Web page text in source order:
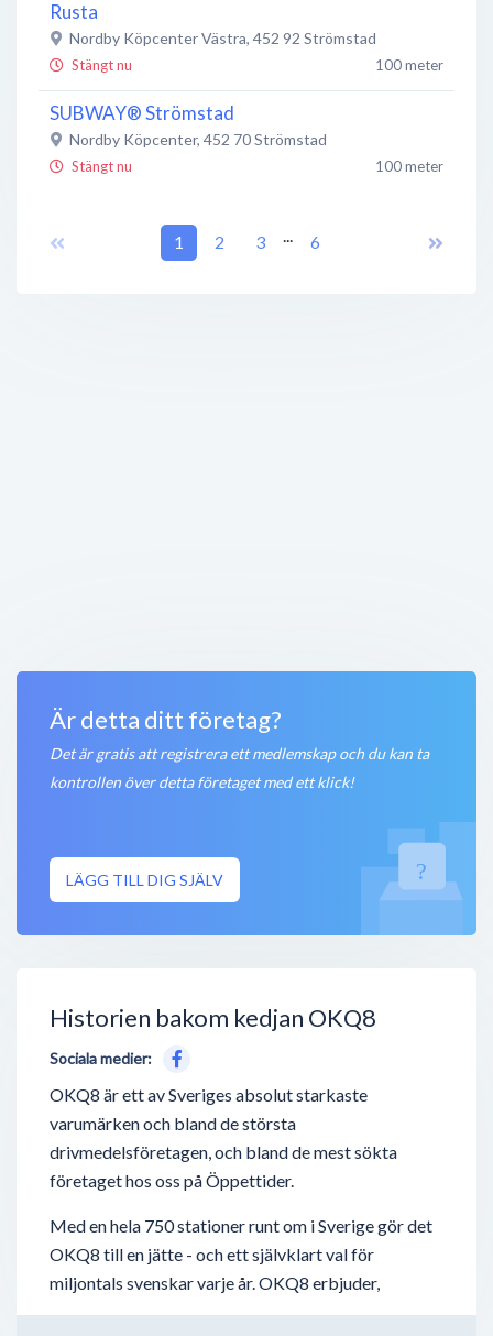
Är detta ditt företag?
Det är gratis att registrera ett medlemskap och du kan ta
kontrollen över detta företaget med ett klick!
LÄGG TILL DIG SJÄLV
Rusta
Nordby Köpcenter Västra, 452 92 Strömstad
Stängt nu 100 meter
SUBWAY® Strömstad
Nordby Köpcenter, 452 70Strömstad
Stängt nu 100 meter
Nordby Köpcenter 452 92 Strömstad
Stängt nu 150 meter
1 2 3 ... 6
Historien bakom kedjan OKQ8
Sociala medier:
OKQ8 är ett av Sveriges absolut starkaste
varumärken och bland de största
drivmedelsföretagen, och bland de mest sökta
företaget hos oss på Öppettider.
Med en hela 750 stationer runt om i Sverige gör det
OKQ8 till en jätte - och ett självklart val för
miljontals svenskar varje år. OKQ8 erbjuder,
förutom drivmedel så som bensin, diesel,